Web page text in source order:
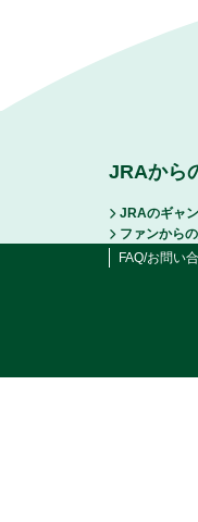
JRAから
JRAのギャ
ファンから
FAQ/お問い